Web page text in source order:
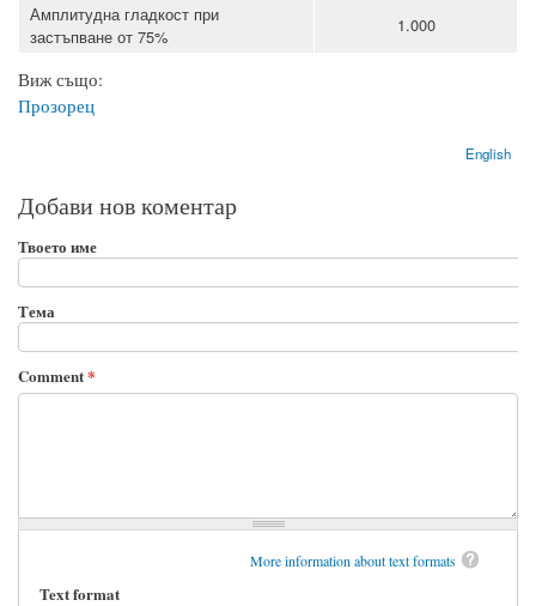
Амплитудна гладкост при
застъпване от 75%
1.000
Виж също:
Прозорец
English
Добави нов коментар
Твоето име
Тема
Comment*
More information about text formats
Text format